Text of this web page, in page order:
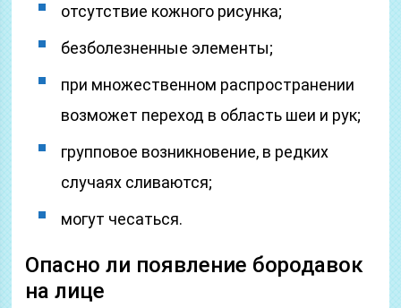
отсутствие кожного рисунка;
безболезненные элементы;
при множественном распространении
возможет переход в область шеи и рук;
групповое возникновение, в редких
случаях сливаются;
могут чесаться.
Опасно ли появление бородавок
на лице